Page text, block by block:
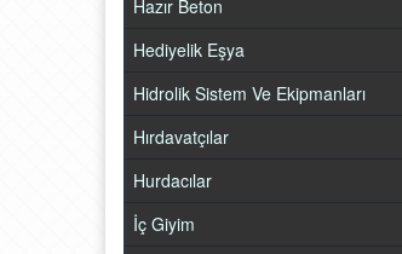
Hazır Beton
Hediyelik Eşya
Hidrolik Sistem Ve Ekipmanları
Hırdavatçılar
Hurdacılar
İç Giyim